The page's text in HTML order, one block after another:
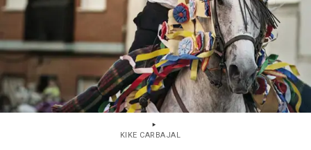
KIKE CARBAJAL